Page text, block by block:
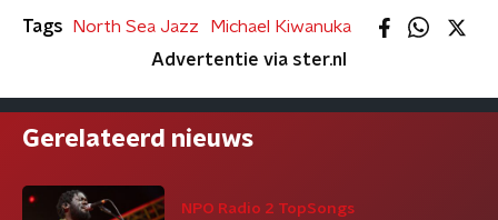
Tags North Sea Jazz
Michael Kiwanuka
Advertentie via ster.nl
Gerelateerd nieuws
NPO Radio 2 TopSongs